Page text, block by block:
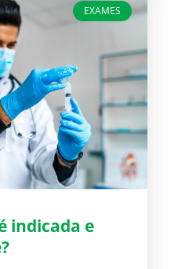
EXAMES
indicada e